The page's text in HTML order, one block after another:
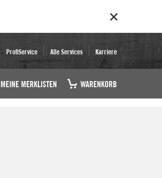
ProfiService Alle Services Karriere
MEINE MERKLISTEN WARENKORB